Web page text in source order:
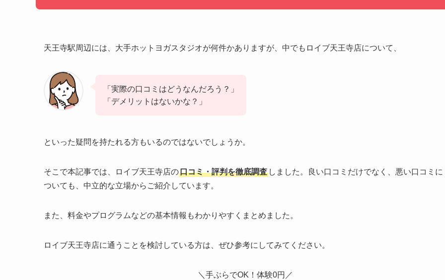
天王寺駅周辺には、大手ホットヨガスタジオが何件かありますが、中でもロイブ天王寺店について、
「実際の口コミはどうなんだろう？」
「デメリットはないかな？」
といった疑問を持たれる方もいるのではないでしょうか。
そこで本記事では、ロイブ天王寺店の口コミ・評判を徹底調査 しました。良い口コミだけでなく、悪い口コミに
ついても、中立的な立場からご紹介しています。
また、料金やプログラムなどの基本情報もわかりやすくまとめました。
ロイブ天王寺店に通うことを検討している方は、ぜひ参考にしてみてください。
＼手ぶらでOK！体験0円／